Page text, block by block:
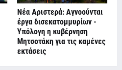
Νέα Αριστερά: Αγνοούνται
έργα δισεκατομμυρίων -
Υπόλογη η κυβέρνηση
Μητσοτάκη για τις καμένες
εκτάσεις